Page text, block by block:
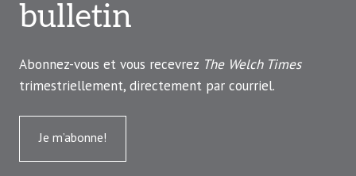
bulletin
Abonnez-vous et vous recevrez The Welch Times
trimestriellement, directement par courriel.
Je m’abonne!